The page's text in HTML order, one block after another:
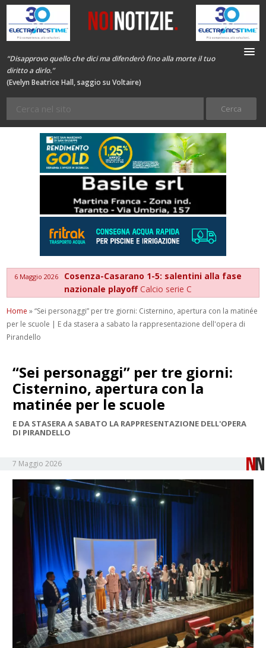
“Disapprovo quello che dici ma difenderò fino alla morte il tuo
diritto a dirlo.”
(Evelyn Beatrice Hall, saggio su Voltaire)
6 Maggio 2026
Cosenza-Casarano 1-5: salentini alla fase
nazionale playoffCalcio serie C
Home »“Sei personaggi” per tre giorni: Cisternino, apertura con la matinée
per le scuole | E da stasera a sabato la rappresentazione dell'opera di
Pirandello
“Sei personaggi” per tre giorni:
Cisternino, apertura con la
matinée per le scuole
E DA STASERA A SABATO LA RAPPRESENTAZIONE DELL'OPERA
DI PIRANDELLO
7 Maggio 2026